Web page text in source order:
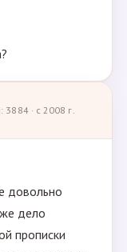
· с 2008 г.
довольно
дело
прописки